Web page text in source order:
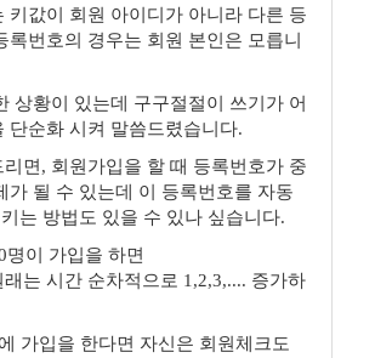
키값이 회원 아이디가 아니라 다른 등
록번호의 경우는 회원 본인은 모릅니
상황이 있는데 구구절절이 쓰기가 어
단순화 시켜 말씀드렸습니다.
면, 회원가입을 할 때 등록번호가 중
가 될 수 있는데 이 등록번호를 자동
는 방법도 있을 수 있나 싶습니다.
명이 가입을 하면
는 시간 순차적으로 1,2,3,.... 증가하
가입을 한다면 자신은 회원체크도